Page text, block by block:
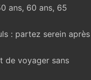
ans, 60 ans, 65
: partez serein après
de voyager sans